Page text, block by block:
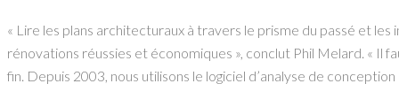
« Lire les plans architecturaux à travers le prisme du passé et
rénovations réussies et économiques », conclut Phil Melard. «
fin. Depuis 2003, nous utilisons le logiciel d’analyse de